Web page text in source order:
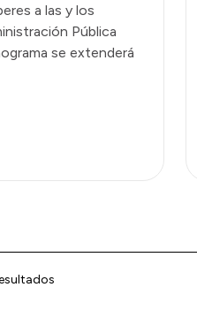
a las y los
Pública
se extenderá